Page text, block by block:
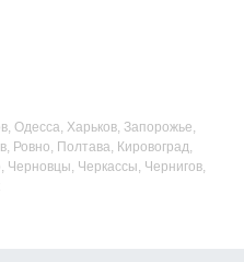
Одесса, Харьков, Запорожье,
Ровно, Полтава, Кировоград,
Черкассы, Чернигов,